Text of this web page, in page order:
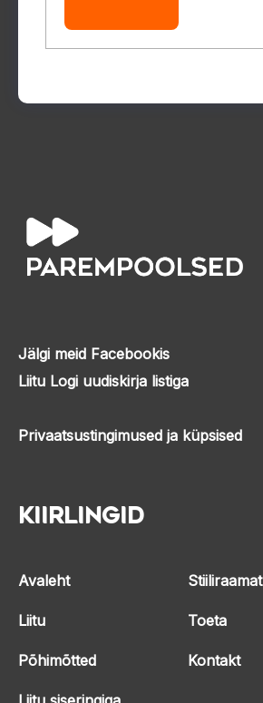
Jälgi meid Facebookis
Liitu Logi uudiskirja listiga
Privaatsustingimused ja küpsised
Kiirlingid
Avaleht
Liitu
Põhimõtted
Stiiliraamat
Toeta
Kontakt